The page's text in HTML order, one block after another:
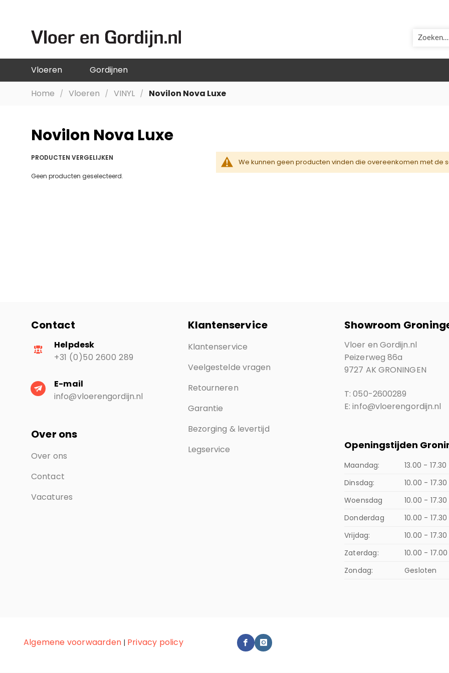
DE
INHOUD
Vloeren Gordijnen
Home Vloeren VINYL Novilon Nova Luxe
Novilon Nova Luxe
We kunnen geen producten vinden die overeenkomen met de
PRODUCTEN VERGELIJKEN
Geen producten geselecteerd.
Contact
Helpdesk
+31 (0)50 2600 289
E-mail
info@vloerengordijn.nl
Over ons
Over ons
Contact
Vacatures
Klantenservice
Klantenservice
Veelgestelde vragen
Retourneren
Garantie
Bezorging & levertijd
Legservice
Showroom
Vloer en Gordijn.nl
Peizerweg 86a
9727 AK GRONINGEN
T: 050-2600289
E: info@vloerengordijn.nl
Openingstijden
Maandag:
13.00 -
Dinsdag:
10.00 -
Woensdag
10.00 -
Donderdag
10.00 -
Vrijdag:
10.00 -
Zaterdag:
10.00 -
Zondag:
Gesloten
Algemene voorwaarden | Privacy policy